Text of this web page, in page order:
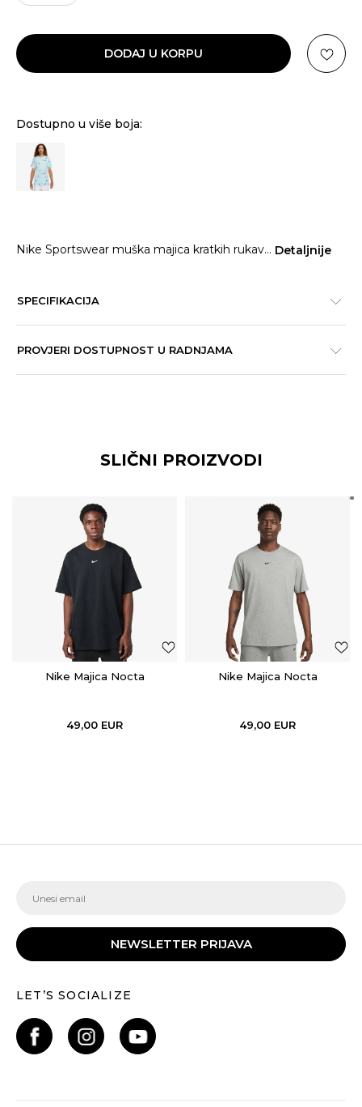
DODAJ U KORPU
Dostupno u više boja:
Nike Sportswear muška majica kratkih rukav... Detaljnije
SPECIFIKACIJA
PROVJERI DOSTUPNOST U RADNJAMA
SLIČNI PROIZVODI
Nike Majica Nocta
49,00 EUR
Nike Majica Nocta
49,00 EUR
NEWSLETTER PRIJAVA
LET’S SOCIALIZE